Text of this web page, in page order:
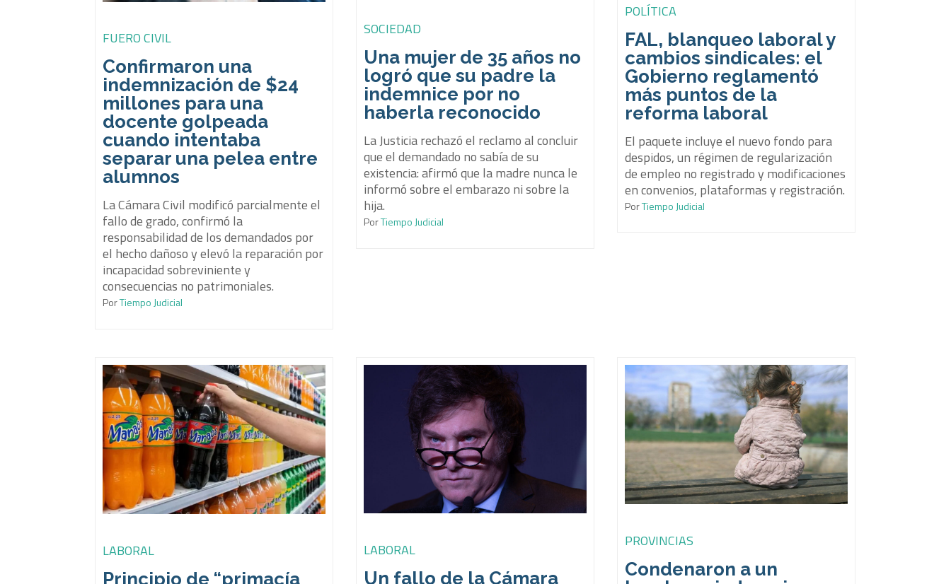
FUERO CIVIL
Confirmaron una
indemnización de $24
millones para una
docente golpeada
cuando intentaba
separar una pelea entre
alumnos
La Cámara Civil modificó parcialmente el
fallo de grado, confirmó la
responsabilidad de los demandados por
el hecho dañoso y elevó la reparación por
incapacidad sobreviniente y
consecuencias no patrimoniales.
PorTiempo Judicial
SOCIEDAD
Una mujer de 35 años no
logró que su padre la
indemnice por no
haberla reconocido
La Justicia rechazó el reclamo al concluir
que el demandado no sabía de su
existencia: afirmó que la madre nunca le
informó sobre el embarazo ni sobre la
hija.
PorTiempo Judicial
POLÍTICA
FAL, blanqueo laboral y
cambios sindicales: el
Gobierno reglamentó
más puntos de la
reforma laboral
El paquete incluye el nuevo fondo para
despidos, un régimen de regularización
de empleo no registrado y modificaciones
en convenios, plataformas y registración.
PorTiempo Judicial
LABORAL
Principio de “primacía
LABORAL
Un fallo de la Cámara
PROVINCIAS
Condenaron a un